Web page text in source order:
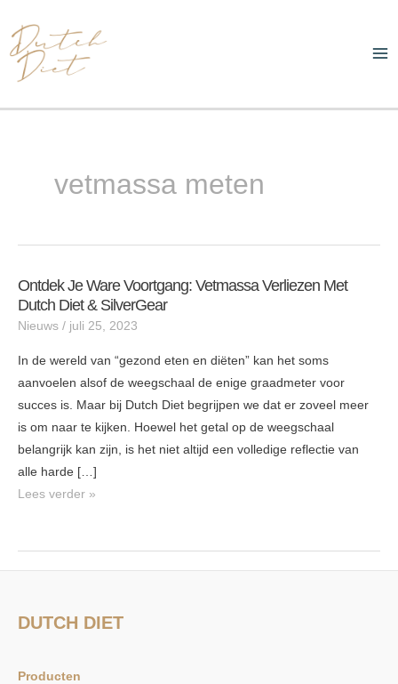
naar
de
inhoud
vetmassa meten
Ontdek Je Ware Voortgang: Vetmassa Verliezen Met
Dutch Diet & SilverGear
Nieuws / juli 25, 2023
In de wereld van “gezond eten en diëten” kan het soms
aanvoelen alsof de weegschaal de enige graadmeter voor
succes is. Maar bij Dutch Diet begrijpen we dat er zoveel meer
is om naar te kijken. Hoewel het getal op de weegschaal
belangrijk kan zijn, is het niet altijd een volledige reflectie van
alle harde […]
Ontdek
je
Ware
Lees verder »
DUTCH DIET
Producten